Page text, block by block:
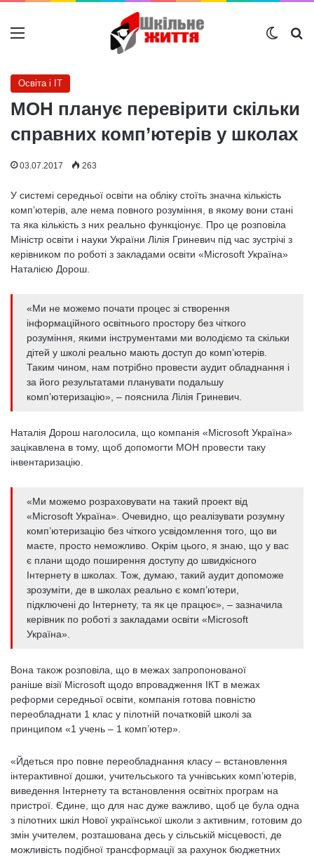
Меню
Освіта і IT
МОН планує перевірити скільки
справних комп’ютерів у школах
03.07.2017 263
У системі середньої освіти на обліку стоїть значна кількість
комп’ютерів, але нема повного розуміння, в якому вони стані
та яка кількість з них реально функціонує. Про це розповіла
Міністр освіти і науки України Лілія Гриневич під час зустрічі з
керівником по роботі з закладами освіти «Microsoft Україна»
Наталією Дорош.
«Ми не можемо почати процес зі створення
інформаційного освітнього простору без чіткого
розуміння, якими інструментами ми володіємо та скільки
дітей у школі реально мають доступ до комп’ютерів.
Таким чином, нам потрібно провести аудит обладнання і
за його результатами планувати подальшу
комп’ютеризацію», – пояснила Лілія Гриневич.
Наталія Дорош наголосила, що компанія «Microsoft Україна»
зацікавлена в тому, щоб допомогти МОН провести таку
інвентаризацію.
«Ми можемо розраховувати на такий проект від
«Microsoft Україна». Очевидно, що реалізувати розумну
комп’ютеризацію без чіткого усвідомлення того, що ви
маєте, просто неможливо. Окрім цього, я знаю, що у вас
є плани щодо поширення доступу до швидкісного
Інтернету в школах. Тож, думаю, такий аудит допоможе
зрозуміти, де в школах реально є комп’ютери,
підключені до Інтернету, та як це працює», – зазначила
керівник по роботі з закладами освіти «Microsoft
Україна».
Вона також розповіла, що в межах запропонованої
раніше візії Microsoft щодо впровадження ІКТ в межах
реформи середньої освіти, компанія готова повністю
переобладнати 1 клас у пілотній початковій школі за
принципом «1 учень – 1 комп’ютер».
«Йдеться про повне переобладнання класу – встановлення
інтерактивної дошки, учительського та учнівських комп’ютерів,
виведення Інтернету та встановлення освітніх програм на
пристрої. Єдине, що для нас дуже важливо, щоб це була одна
з пілотних шкіл Нової української школи з активним, готовим до
змін учителем, розташована десь у сільській місцевості, де
можливість подібної трансформації за рахунок бюджетних